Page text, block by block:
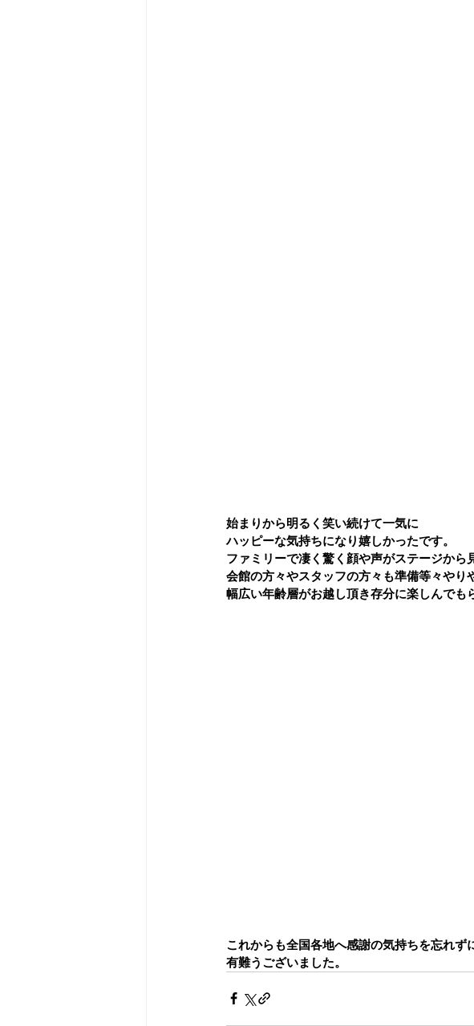
始まりから明るく笑い続けて一気に
ハッピーな気持ちになり嬉しかったです。
ファミリーで凄く驚く顔や声がステージから
会館の方々やスタッフの方々も準備等々やり
幅広い年齢層がお越し頂き存分に楽しんでも
これからも全国各地へ感謝の気持ちを忘れず
有難うございました。